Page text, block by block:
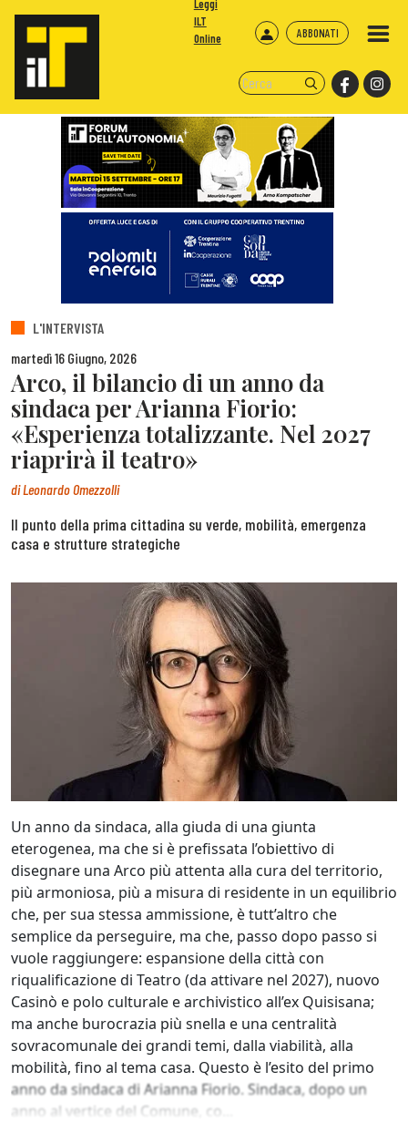
ABBONATI
Leggi
ILT
Online
L'INTERVISTA
martedì 16 Giugno, 2026
Arco, il bilancio di un anno da
sindaca per Arianna Fiorio:
«Esperienza totalizzante. Nel 2027
riaprirà il teatro»
diLeonardo Omezzolli
Il punto della prima cittadina su verde, mobilità, emergenza
casa e strutture strategiche
Un anno da sindaca, alla giuda di una giunta
eterogenea, ma che si è prefissata l’obiettivo di
disegnare una Arco più attenta alla cura del territorio,
più armoniosa, più a misura di residente in un equilibrio
che, per sua stessa ammissione, è tutt’altro che
semplice da perseguire, ma che, passo dopo passo si
vuole raggiungere: espansione della città con
riqualificazione di Teatro (da attivare nel 2027), nuovo
Casinò e polo culturale e archivistico all’ex Quisisana;
ma anche burocrazia più snella e una centralità
sovracomunale dei grandi temi, dalla viabilità, alla
mobilità, fino al tema casa. Questo è l’esito del primo
anno da sindaca di Arianna Fiorio. Sindaca, dopo un
anno al vertice del Comune, co...